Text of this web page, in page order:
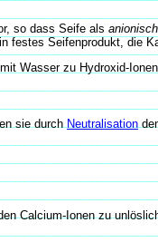
so dass Seife als
festes Seifenprodukt, die
Wasser zu Hydroxid-
sie durch Neutralisation
Calcium-Ionen zu